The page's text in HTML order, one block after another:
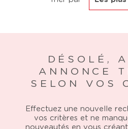
DÉSOLÉ,
ANNONCE
SELON VOS
Effectuez une nouvelle
vos critères et ne
nouveautés en vous